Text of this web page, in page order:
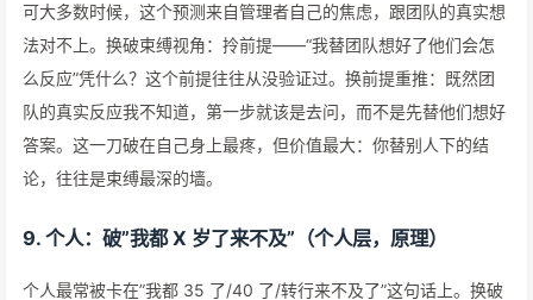
可大多数时候，这个预测来自管理者自己的焦虑，跟团队的真实想
法对不上。换破束缚视角：拎前提——“我替团队想好了他们会怎
么反应”凭什么？这个前提往往从没验证过。换前提重推：既然团
队的真实反应我不知道，第一步就该是去问，而不是先替他们想好
答案。这一刀破在自己身上最疼，但价值最大：你替别人下的结
论，往往是束缚最深的墙。
9. 个人：破”我都 X 岁了来不及”（个人层，原理）
个人最常被卡在”我都 35 了/40 了/转行来不及了”这句话上。换破